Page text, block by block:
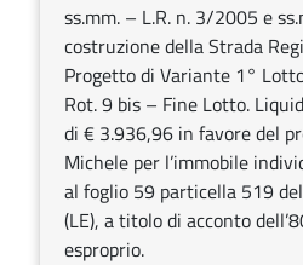
ss.mm. – L.R. n. 3/2005 e
costruzione della Strada
Progetto di Variante 1°
Rot. 9 bis – Fine Lotto.
di € 3.936,96 in favore del
Michele per l’immobile
al foglio 59 particella 519
(LE), a titolo di acconto
esproprio.